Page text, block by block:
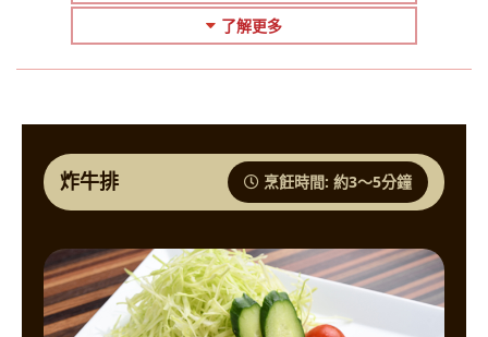
了解更多
炸牛排 烹飪時間: 約3〜5分鐘